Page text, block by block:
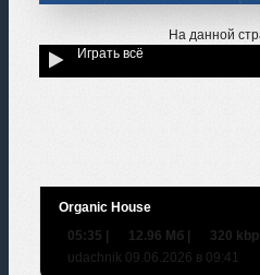
На данной
Играть всё
Organic House
05:35 | 12.96 Мб | 320
udachnik 09.06.2026 в 09:41